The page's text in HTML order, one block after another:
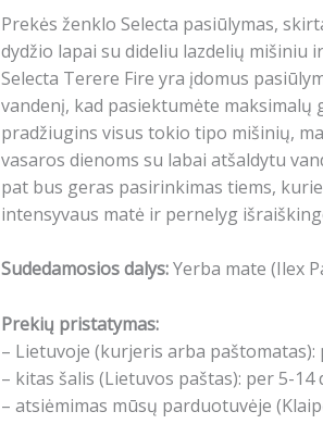
Prekės ženklo Selecta pasiūlymas,
dydžio lapai su dideliu lazdelių mišiniu
Selecta Terere Fire yra įdomus
vandenį, kad pasiektumėte maksimalų
pradžiugins visus tokio tipo mišinių,
vasaros dienoms su labai atšaldytu
pat bus geras pasirinkimas tiems,
intensyvaus matė ir pernelyg
Sudedamosios dalys:Yerba mate (Ilex
Prekių pristatymas:
– Lietuvoje (kurjeris arba paštomatas):
– kitas šalis (Lietuvos paštas): per 5-14
– atsiėmimas mūsų parduotuvėje